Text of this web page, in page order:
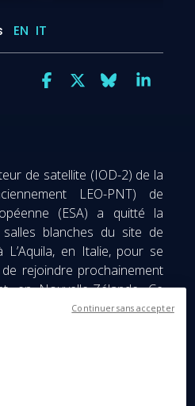
EN IT
de satellite (IOD-2) de la
LEO-PNT) de
(ESA) a quitté la
blanches du site de
L’Aquila, en Italie, pour se
rejoindre prochainement
en Nouvelle-Zélande. Ce
majeur dans ce qui
de navigation par satellite
Continuer sans accepter